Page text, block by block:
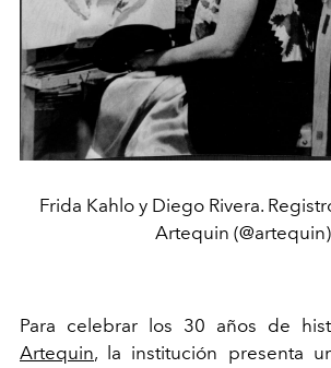
Frida Kahlo y Diego Rivera.
Artequin
Para celebrar los 30 años de
Artequin, la institución presenta